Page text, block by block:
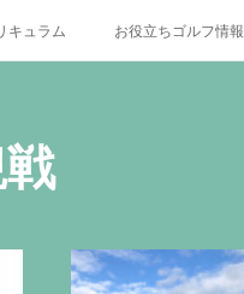
キュラム お役立ちゴルフ情報